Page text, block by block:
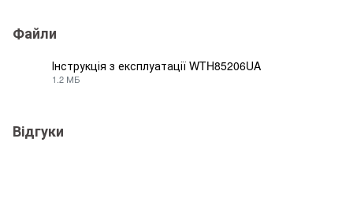
Файли
Інструкція з експлуатації WTH85206UA
1.2 МБ
Відгуки